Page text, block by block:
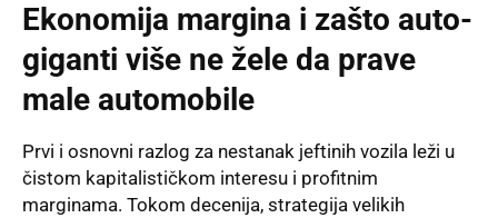
Ekonomija margina i zašto auto-
giganti više ne žele da prave
male automobile
Prvi i osnovni razlog za nestanak jeftinih vozila leži u
čistom kapitalističkom interesu i profitnim
marginama. Tokom decenija, strategija velikih